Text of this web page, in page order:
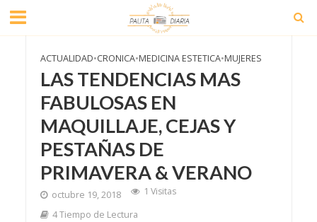
ACTUALIDAD•CRONICA•MEDICINA ESTETICA•MUJERES
LAS TENDENCIAS MAS
FABULOSAS EN
MAQUILLAJE, CEJAS Y
PESTAÑAS DE
PRIMAVERA & VERANO
octubre 19, 2018
1 Visitas
4 Tiempo de Lectura